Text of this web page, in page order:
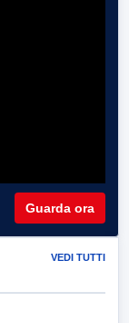
Guarda ora
VEDI TUTTI